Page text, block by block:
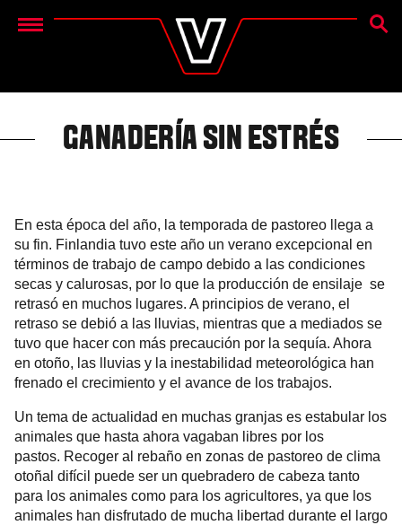
Menu
GANADERÍA SIN ESTRÉS
En esta época del año, la temporada de pastoreo llega a
su fin. Finlandia tuvo este año un verano excepcional en
términos de trabajo de campo debido a las condiciones
secas y calurosas, por lo que la producción de ensilaje se
retrasó en muchos lugares. A principios de verano, el
retraso se debió a las lluvias, mientras que a mediados se
tuvo que hacer con más precaución por la sequía. Ahora
en otoño, las lluvias y la inestabilidad meteorológica han
frenado el crecimiento y el avance de los trabajos.
Un tema de actualidad en muchas granjas es estabular los
animales que hasta ahora vagaban libres por los
pastos. Recoger al rebaño en zonas de pastoreo de clima
otoñal difícil puede ser un quebradero de cabeza tanto
para los animales como para los agricultores, ya que los
animales han disfrutado de mucha libertad durante el largo